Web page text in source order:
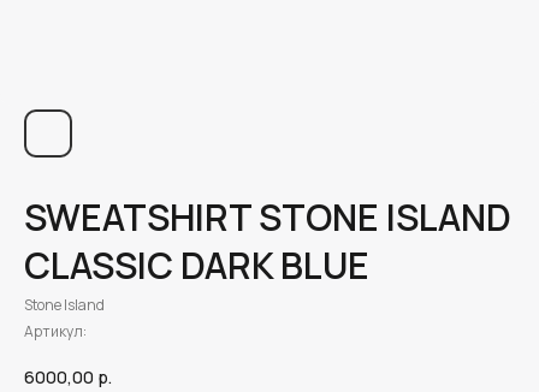
SWEATSHIRT STONE ISLAND
CLASSIC DARK BLUE
Stone Island
Артикул:
6000,00 р.